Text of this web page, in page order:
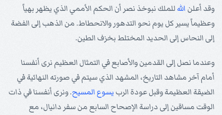
وقد أعلن الله للملك نبوخذ نصر أن الحكم الأممي الذي يظهر بهياً
وعظيماً يسير كل يوم نحو التدهور والانحطاط. من الذهب إلى الفضة
إلى النحاس إلى الحديد المختلط بخزف الطين.
وعندما نصل إلى القدمين والأصابع في التمثال العظيم نرى أنفسنا
أمام آخر مشاهد التاريخ، المشهد الذي سيتم في صورته النهائية في
الضيقة العظيمة وقبل عودة الرب يسوع المسيح. ونرى أنفسنا في ذات
الوقت مساقين إلى دراسة الإصحاح السابع من سفر دانيال، مع